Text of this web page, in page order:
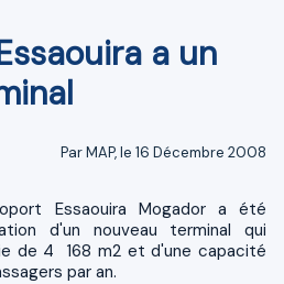
a un
Par MAP, le 16 Décembre 2008
d'un nouveau terminal qui
de 4 168 m2 et d'une capacité
par an.